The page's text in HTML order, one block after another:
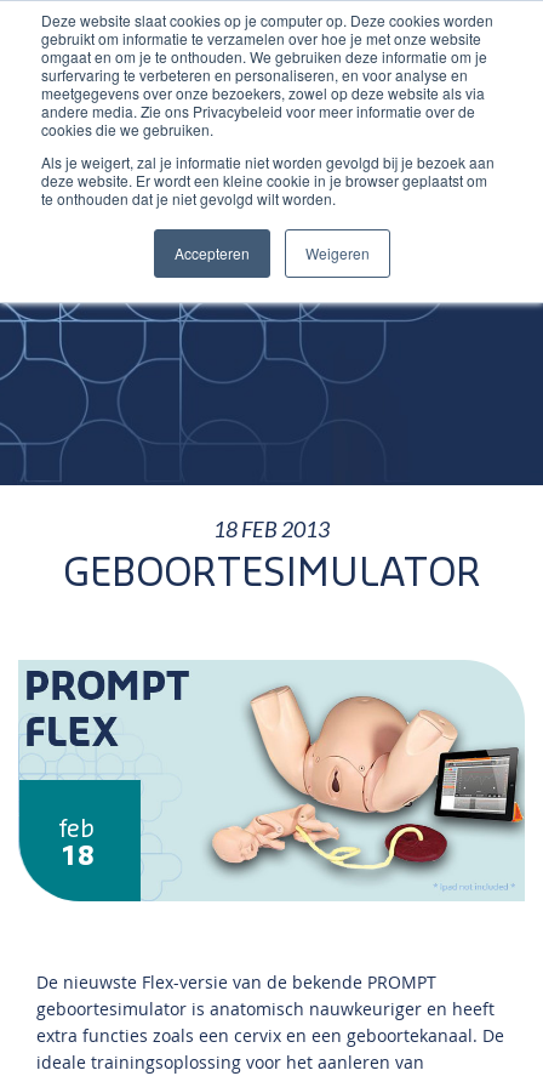
Deze website slaat cookies op je computer op. Deze cookies worden
gebruikt om informatie te verzamelen over hoe je met onze website
omgaat en om je te onthouden. We gebruiken deze informatie om je
surfervaring te verbeteren en personaliseren, en voor analyse en
meetgegevens over onze bezoekers, zowel op deze website als via
andere media. Zie ons Privacybeleid voor meer informatie over de
cookies die we gebruiken.
Als je weigert, zal je informatie niet worden gevolgd bij je bezoek aan
deze website. Er wordt een kleine cookie in je browser geplaatst om
te onthouden dat je niet gevolgd wilt worden.
Accepteren Weigeren
Inloggen account
Ga
naar
de
inhoud
Improving
Medical Skills
18 FEB 2013
GEBOORTESIMULATOR
feb
18
De nieuwste Flex-versie van de bekende PROMPT
geboortesimulator is anatomisch nauwkeuriger en heeft
extra functies zoals een cervix en een geboortekanaal. De
ideale trainingsoplossing voor het aanleren van